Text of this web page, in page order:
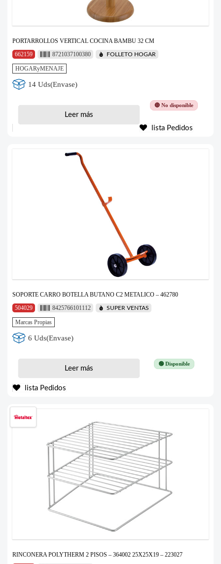
PORTARROLLOS VERTICAL COCINA BAMBU 32 CM
662159
8721037100380 FOLLETO HOGAR
HOGARyMENAJE
14 Uds(Envase)
🔴 No disponible
Leer más
lista Pedidos
SOPORTE CARRO BOTELLA BUTANO C2 METALICO – 462780
504029
8425766101112 SUPER VENTAS
Marcas Propias
6 Uds(Envase)
🟢 Disponible
Leer más
lista Pedidos
RINCONERA POLYTHERM 2 PISOS – 364002 25X25X19 – 223027